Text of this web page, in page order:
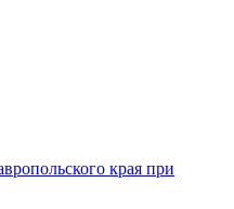
края при